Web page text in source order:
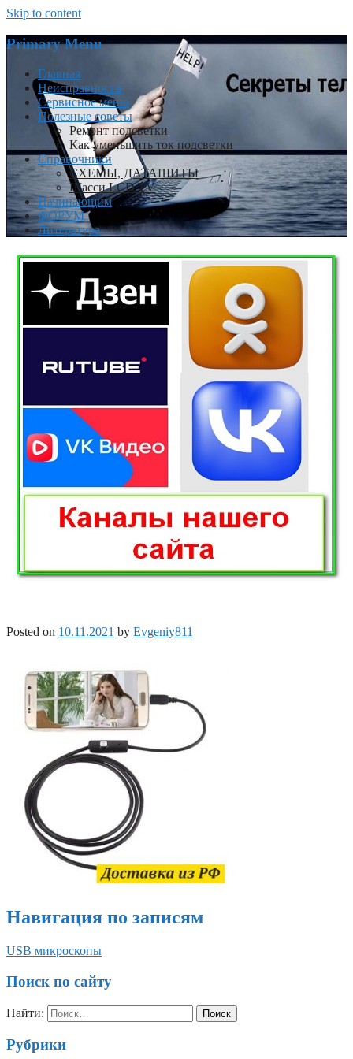
Skip to content
Primary Menu
Главная
Неисправности
Сервисное меню
Полезные советы
Ремонт подсветки
Как уменьшить ток подсветки
Справочники
СХЕМЫ, ДАТАШИТЫ
Шасси LCD TV
Начинающим
ФОРУМ
Литература
Posted on 10.11.2021 by Evgeniy811
Навигация по записям
USB микроскопы
Поиск по сайту
Найти:
Рубрики